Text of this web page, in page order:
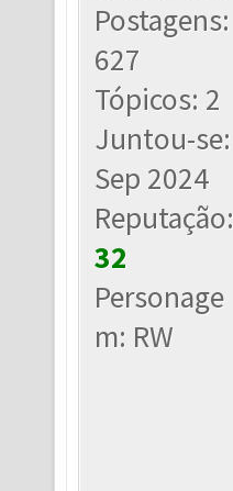
Postagens:
627
Tópicos: 2
Juntou-se:
Sep 2024
Reputação:
32
Personage
m: RW